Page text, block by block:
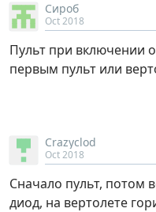
Сироб
Oct 2018
Пульт при включении
первым пульт или
Crazyclod
Oct 2018
Сначало пульт, потом
диод, на вертолете